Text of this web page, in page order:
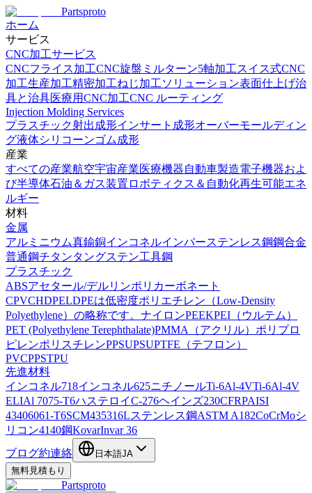
Partsproto
ホーム
サービス
CNC加工サービス
CNCフライス加工CNC旋盤 ミルターン5軸加工スイス式CNC
加工生産加工精密加工ねじ加工ソリューション表面仕上げ治
具と治具医療用CNC加工CNC ルーティング
Injection Molding Services
プラスチック射出成形インサート成形オーバーモールディン
グ液体シリコーンゴム成形
産業
すべての産業航空宇宙産業医療機器自動車製造電子機器およ
び半導体石油＆ガス装置 ロボティクス＆自動化再生可能エネ
ルギー
材料
金属
アルミニウム真鍮銅インコネルインバーステンレス鋼鋼合金
普通鋼チタンタングステン工具鋼
プラスチック
ABSアセタール/デルリンポリカーボネート
CPVCHDPELDPEは低密度ポリエチレン（Low-Density
Polyethylene）の略称です。 ナイロンPEEKPEI（ウルテム）
PET (Polyethylene Terephthalate)PMMA（アクリル） ポリプロ
ピレンポリスチレンPPSUPSUPTFE（テフロン）
PVCPPSTPU
先進材料
インコネル718インコネル625ニチノールTi-6Al-4VTi-6Al-4V
ELIAl 7075-T6ハステロイC-276ヘインズ230CFRPAISI
43406061-T6SCM435316Lステンレス鋼ASTM A182CoCrMoシ
リコン4140鋼KovarInvar 36
ブログ約連絡 日本語JA
無料見積もり
Partsproto